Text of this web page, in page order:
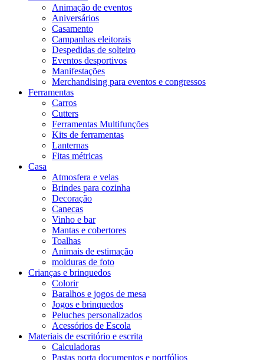
Animação de eventos
Aniversários
Casamento
Campanhas eleitorais
Despedidas de solteiro
Eventos desportivos
Manifestações
Merchandising para eventos e congressos
Ferramentas
Carros
Cutters
Ferramentas Multifunções
Kits de ferramentas
Lanternas
Fitas métricas
Casa
Atmosfera e velas
Brindes para cozinha
Decoração
Canecas
Vinho e bar
Mantas e cobertores
Toalhas
Animais de estimação
molduras de foto
Crianças e brinquedos
Colorir
Baralhos e jogos de mesa
Jogos e brinquedos
Peluches personalizados
Acessórios de Escola
Materiais de escritório e escrita
Calculadoras
Pastas porta documentos e portfólios